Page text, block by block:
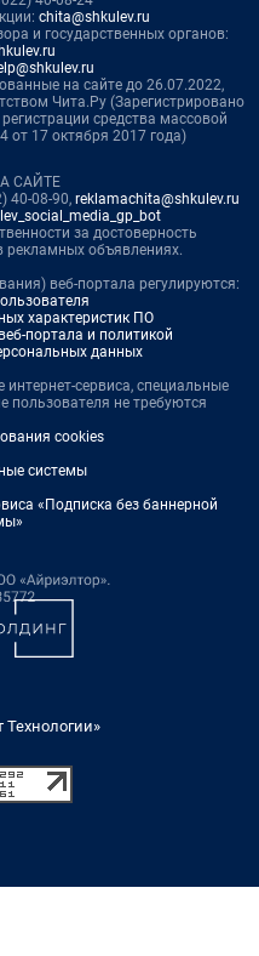
chita@shkulev.ru
и государственных органов:
на сайте до 26.07.2022,
Чита.Ру (Зарегистрировано
средства массовой
17 октября 2017 года)
САЙТЕ
40-08-90, reklamachita@shkulev.ru
за достоверность
объявлениях.
веб-портала регулируются:
характеристик ПО
портала и политикой
данных
интернет-сервиса, специальные
пользователя не требуются
cookies
системы
«Подписка без баннерной